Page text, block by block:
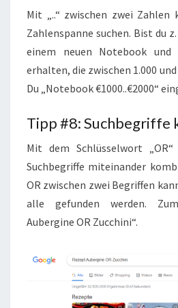
Mit „..“ zwischen zwei Zahlen
Zahlenspanne suchen. Bist du
einem neuen Notebook
erhalten, die zwischen 1.000
Du „Notebook €1000..€2000“
Tipp #8: Suchbegriffe
Mit dem Schlüsselwort
Suchbegriffe miteinander
OR zwischen zwei Begriffen
alle gefunden werden.
Aubergine OR Zucchini“.